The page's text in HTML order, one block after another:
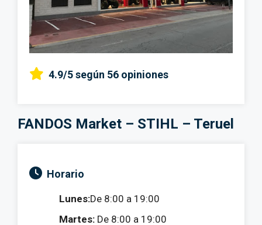
4.9/5según 56 opiniones
FANDOS Market – STIHL – Teruel
Horario
Lunes:De 8:00 a 19:00
Martes: De 8:00 a 19:00